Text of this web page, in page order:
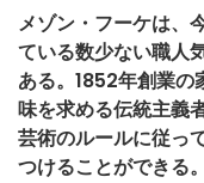
メゾン・フーケは、
ている数少ない職人
ある。1852年創業の
味を求める伝統主義
芸術のルールに従っ
つけることができる。